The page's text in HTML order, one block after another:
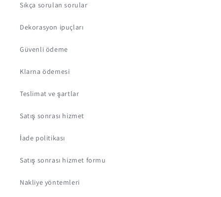
Sıkça sorulan sorular
Dekorasyon ipuçları
Güvenli ödeme
Klarna ödemesi
Teslimat ve şartlar
Satış sonrası hizmet
İade politikası
Satış sonrası hizmet formu
Nakliye yöntemleri